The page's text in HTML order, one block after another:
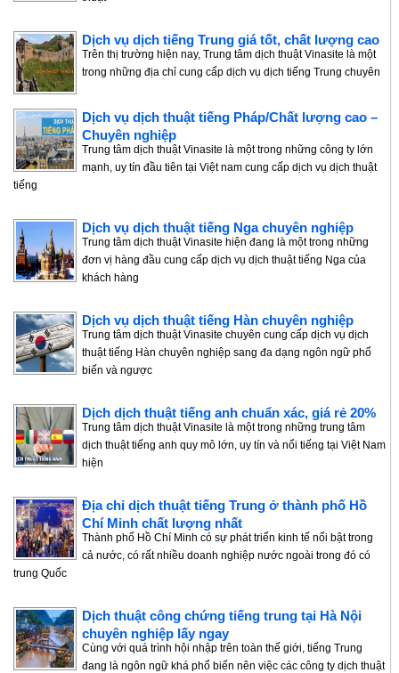
Dịch vụ dịch tiếng Trung giá tốt, chất lượng cao
Trên thị trường hiện nay, Trung tâm dịch thuật Vinasite là một
trong những địa chỉ cung cấp dịch vụ dịch tiếng Trung chuyên
Dịch vụ dịch thuật tiếng Pháp/Chất lượng cao –
Chuyên nghiệp
Trung tâm dịch thuật Vinasite là một trong những công ty lớn
mạnh, uy tín đầu tiên tại Việt nam cung cấp dịch vụ dịch thuật
tiếng
Dịch vụ dịch thuật tiếng Nga chuyên nghiệp
Trung tâm dịch thuật Vinasite hiện đang là một trong những
đơn vị hàng đầu cung cấp dịch vụ dịch thuật tiếng Nga của
khách hàng
Dịch vụ dịch thuật tiếng Hàn chuyên nghiệp
Trung tâm dịch thuật Vinasite chuyên cung cấp dịch vụ dịch
thuật tiếng Hàn chuyên nghiệp sang đa dạng ngôn ngữ phổ
biến và ngược
Dịch dịch thuật tiếng anh chuẩn xác, giá rẻ 20%
Trung tâm dịch thuật Vinasite là một trong những trung tâm
dịch thuật tiếng anh quy mô lớn, uy tín và nổi tiếng tại Việt Nam
hiện
Địa chỉ dịch thuật tiếng Trung ở thành phố Hồ
Chí Minh chất lượng nhất
Thành phố Hồ Chí Minh có sự phát triển kinh tế nổi bật trong
cả nước, có rất nhiều doanh nghiệp nước ngoài trong đó có
trung Quốc
Dịch thuật công chứng tiếng trung tại Hà Nội
chuyên nghiệp lấy ngay
Cùng với quá trình hội nhập trên toàn thế giới, tiếng Trung
đang là ngôn ngữ khá phổ biến nên việc các công ty dịch thuật